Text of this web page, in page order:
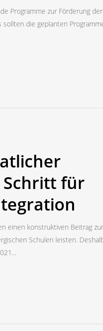
Programme zur Förderung der
die geplanten
Schritt für
einen konstruktiven Beitrag zur
Schulen leisten.